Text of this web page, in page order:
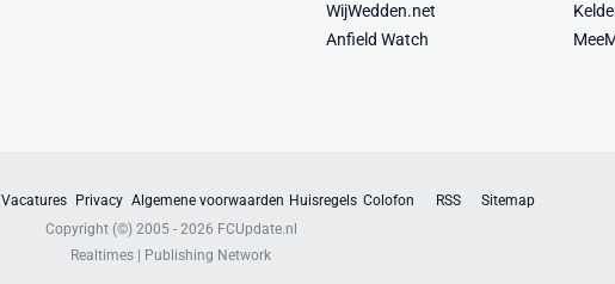
WijWedden.net
Anfield Watch
Vacatures Privacy Algemene voorwaarden Huisregels Colofon RSS
Sitemap
Copyright (©) 2005 - 2026 FCUpdate.nl
Realtimes | Publishing Network